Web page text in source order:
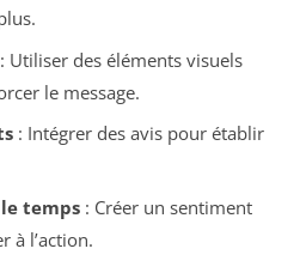
Utiliser des éléments visuels
le message.
: Intégrer des avis pour établir
temps: Créer un sentiment
à l’action.